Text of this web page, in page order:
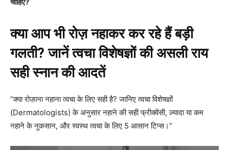
क्या आप भी रोज़ नहाकर कर रहे हैं बड़ी
गलती? जानें त्वचा विशेषज्ञों की असली राय
सही स्नान की आदतें
“क्या रोज़ाना नहाना त्वचा के लिए सही है? जानिए त्वचा विशेषज्ञों
(Dermatologists) के अनुसार नहाने की सही फ्रीक्वेंसी, ज़्यादा या कम
नहाने के नुकसान, और स्वस्थ त्वचा के लिए 5 आसान टिप्स।”